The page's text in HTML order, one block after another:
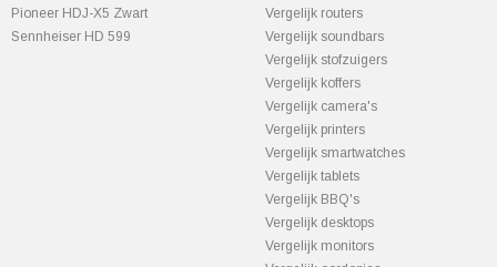
Pioneer HDJ-X5 Zwart
Sennheiser HD 599
Vergelijk routers
Vergelijk soundbars
Vergelijk stofzuigers
Vergelijk koffers
Vergelijk camera's
Vergelijk printers
Vergelijk smartwatches
Vergelijk tablets
Vergelijk BBQ's
Vergelijk desktops
Vergelijk monitors